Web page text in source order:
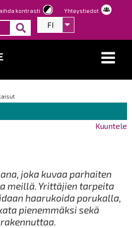
kontrasti Yhteystiedot
FI Listaa
Kuuntele
joka kuvaa parhaiten
meillä. Yrittäjien tarpeita
haarukoida porukalla,
pienemmäksi sekä